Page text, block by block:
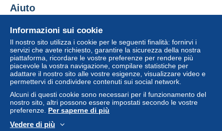
clausole relative al pagamento, queste sono da
considerarsi nulle e non dovute. Le condizioni di
pagamento del sito Delcampe, definite nelle
Gli acquisti devono essere pagati entro14 giorni
dal ricevimento della richiesta di pagamento del
venditore.
- POUR LES ACHATS DE CARTE POSTALE -
- POURLA FRANCE
Informazioni sui cookie
Il nostro sito utilizza i cookie per le seguenti finalità: fornirvi i
servizi che avete richiesto, garantire la sicurezza della nostra
piattaforma, ricordare le vostre preferenze per rendere più
piacevole la vostra navigazione, compilare statistiche per
adattare il nostro sito alle vostre esigenze, visualizzare video e
permettervi di condividere contenuti sui social network.
Alcuni di questi cookie sono necessari per il funzionamento del
nostro sito, altri possono essere impostati secondo le vostre
preferenze. Per saperne di più
Vedere di più
Aiuto
Acquistare su Delcampe
Vendere su Delcampe
Un sito sicuro